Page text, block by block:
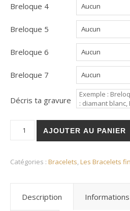
Breloque 4
Breloque 5
Breloque 6
Breloque 7
Décris ta gravure
AJOUTER AU PANIER
Catégories : Bracelets,Les Bracelets
Description